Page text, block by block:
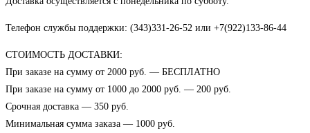
Телефон службы поддержки: (343)331-26-52 или +7(922)133-86-44
СТОИМОСТЬ ДОСТАВКИ:
При заказе на сумму от 2000 руб. — БЕСПЛАТНО
При заказе на сумму от 1000 до 2000 руб. — 200 руб.
Срочная доставка — 350 руб.
Минимальная сумма заказа — 1000 руб.